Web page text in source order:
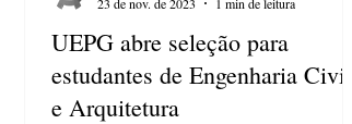
UEPG abre seleção para
estudantes de Engenharia Civil
e Arquitetura